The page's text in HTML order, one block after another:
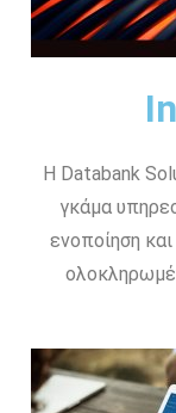
Η Databank
γκάμα
ενοποίηση